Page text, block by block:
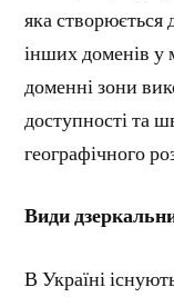
яка
інших доменів у
доменні зони
доступності та
географічного
Види
В Україні